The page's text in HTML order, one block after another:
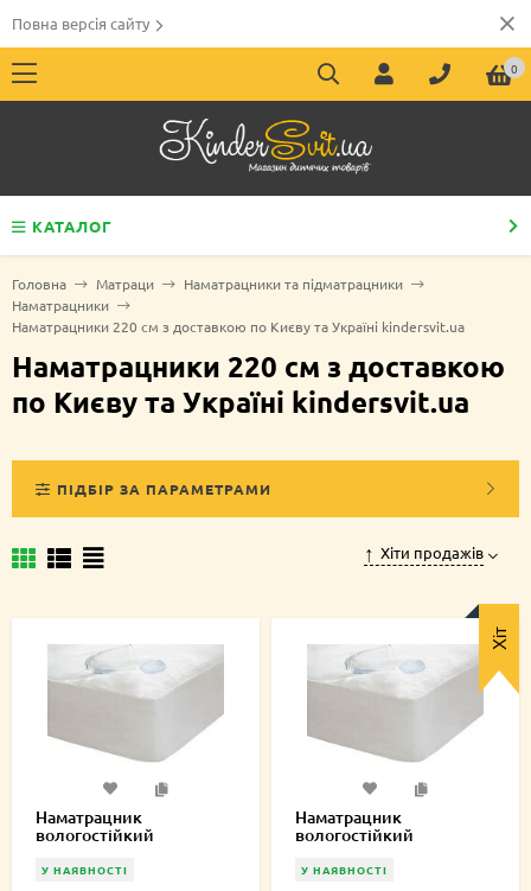
Повна версія сайту
0
КАТАЛОГ
Головна Матраци
Наматрацники та підматрацники
Наматрацники
Наматрацники 220 см з доставкою по Києву та Україні kindersvit.ua
Наматрацники 220 см з доставкою
по Києву та Україні kindersvit.ua
ПІДБІР ЗА ПАРАМЕТРАМИ
Хіти продажів
Наматрацник
вологостійкий
У НАЯВНОСТІ
Хіт
Наматрацник
вологостійкий
У НАЯВНОСТІ